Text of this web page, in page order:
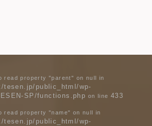
read property "parent" on null in
tesen.jp/public_html/wp-
SP/functions.php on line 433
read property "name" on null in
tesen.jp/public_html/wp-